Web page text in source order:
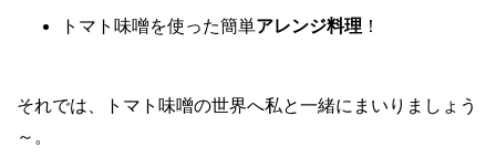
トマト味噌を使った簡単アレンジ料理 ！
それでは、トマト味噌の世界へ私と一緒にまいりましょう
～。